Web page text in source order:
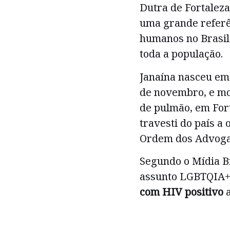
Dutra de
uma grande
humanos no
toda a população.
Janaína nasceu
de novembro, e
de pulmão, em
travesti do país a
Ordem dos
Segundo o Mídia
assunto
com HIV positivo